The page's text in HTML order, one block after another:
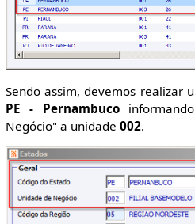
Sendo assim, devemos realizar
PE - Pernambuco
Negócio" a unidade 002.